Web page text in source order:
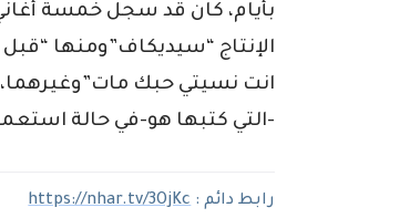
بأيام، كان قد سجل خمسة
الإنتاج “سيديكاف”ومنها
انت نسيتي حبك
-التي كتبها هو-في حالة
رابط دائم :https://nhar.tv/3OjKc